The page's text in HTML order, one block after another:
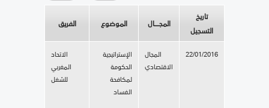
الفريق الموضوع المجــــال
تاريخ
التسجيل
الاتحاد
المغربي
للشغل
الإستراتيجية
الحكومة
لمكافحة
الفساد
المجال
الاقتصادي
22/01/2016